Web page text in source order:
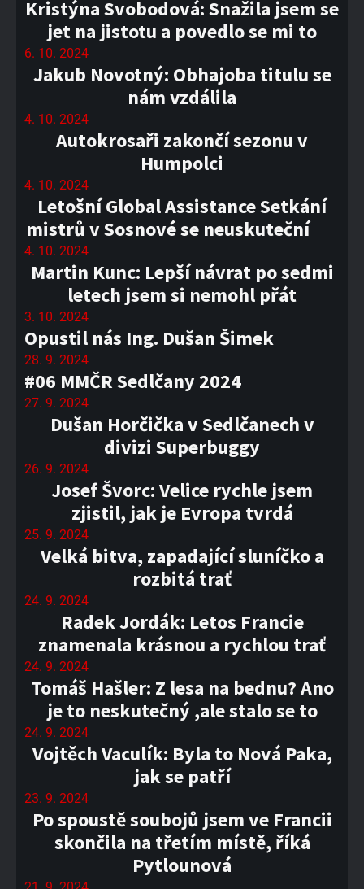
Kristýna Svobodová: Snažila jsem se
jet na jistotu a povedlo se mi to
6. 10. 2024
Jakub Novotný: Obhajoba titulu se
nám vzdálila
4. 10. 2024
Autokrosaři zakončí sezonu v
Humpolci
4. 10. 2024
Letošní Global Assistance Setkání
mistrů v Sosnové se neuskuteční
4. 10. 2024
Martin Kunc: Lepší návrat po sedmi
letech jsem si nemohl přát
3. 10. 2024
Opustil nás Ing. Dušan Šimek
28. 9. 2024
#06 MMČR Sedlčany 2024
27. 9. 2024
Dušan Horčička v Sedlčanech v
divizi Superbuggy
26. 9. 2024
Josef Švorc: Velice rychle jsem
zjistil, jak je Evropa tvrdá
25. 9. 2024
Velká bitva, zapadající sluníčko a
rozbitá trať
24. 9. 2024
Radek Jordák: Letos Francie
znamenala krásnou a rychlou trať
24. 9. 2024
Tomáš Hašler: Z lesa na bednu? Ano
je to neskutečný ,ale stalo se to
24. 9. 2024
Vojtěch Vaculík: Byla to Nová Paka,
jak se patří
23. 9. 2024
Po spoustě soubojů jsem ve Francii
skončila na třetím místě, říká
Pytlounová